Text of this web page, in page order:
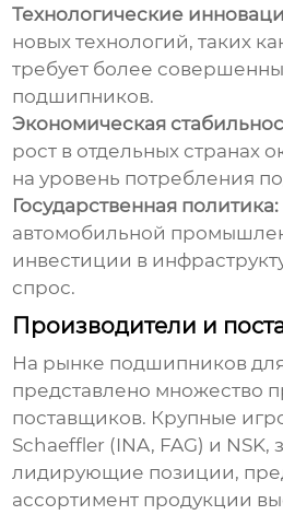
Технологические
новых технологий, таких
требует более
подшипников.
Экономическая
рост в отдельных странах
на уровень потребления
Государственная политика:
автомобильной
инвестиции в
спрос.
Производители и
На рынке подшипников
представлено множество
поставщиков. Крупные
Schaeffler (INA, FAG) и NSK,
лидирующие позиции,
ассортимент продукции